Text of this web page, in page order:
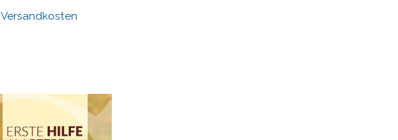
Versandkosten